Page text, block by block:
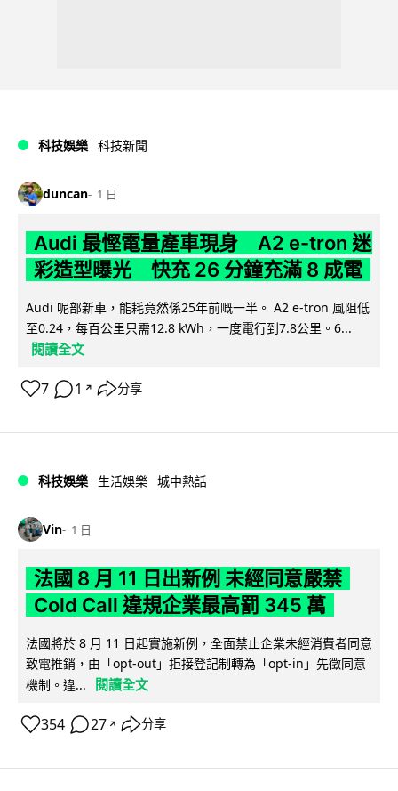
科技娛樂 科技新聞
duncan 1 日
Audi 最慳電量產車現身 A2 e-tron 迷
彩造型曝光 快充 26 分鐘充滿 8 成電
Audi 呢部新車，能耗竟然係25年前嘅一半。 A2 e-tron 風阻低
至0.24，每百公里只需12.8 kWh，一度電行到7.8公里。6...
閱讀全文
7 1 ↗ 分享
科技娛樂 生活娛樂 城中熱話
Vin 1 日
法國 8 月 11 日出新例 未經同意嚴禁
Cold Call 違規企業最高罰 345 萬
法國將於 8 月 11 日起實施新例，全面禁止企業未經消費者同意
致電推銷，由「opt-out」拒接登記制轉為「opt-in」先徵同意
機制。違...
閱讀全文
354 27 ↗ 分享